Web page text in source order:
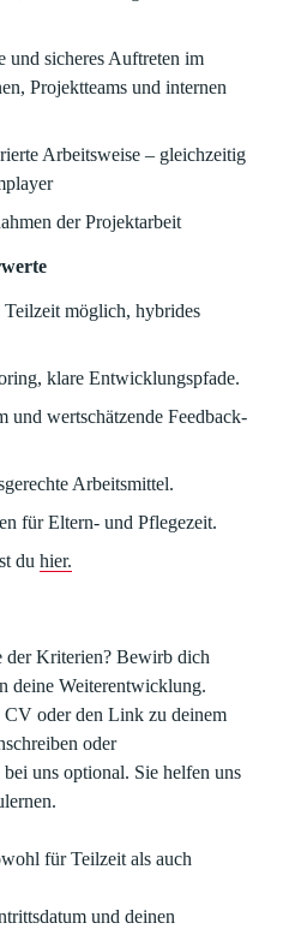
und sicheres Auftreten im
Projektteams und internen
Arbeitsweise – gleichzeitig
der Projektarbeit
möglich, hybrides
klare Entwicklungspfade.
und wertschätzende Feedback-
Arbeitsmittel.
für Eltern- und Pflegezeit.
duhier.
Kriterien? Bewirb dich
deine Weiterentwicklung.
CV oder den Link zu deinem
oder
uns optional. Sie helfen uns
für Teilzeit als auch
und deinen